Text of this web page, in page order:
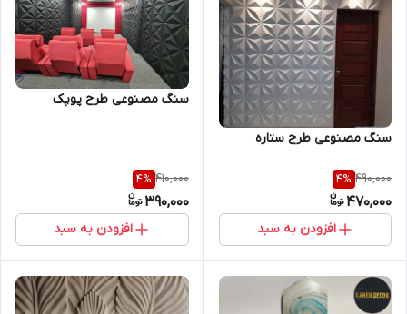
سنگ مصنوعی طرح ستاره
490,000
4%
470,000
افزودن به سبد
سنگ مصنوعی طرح پوپک
410,000
4%
390,000
افزودن به سبد